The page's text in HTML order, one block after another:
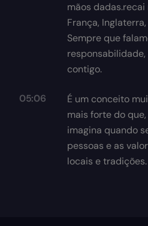
mãos
França,
Sempre que
contigo.
05:06
É um conceito
mais forte do
imagina quando
pessoas e as
locais e tradições.